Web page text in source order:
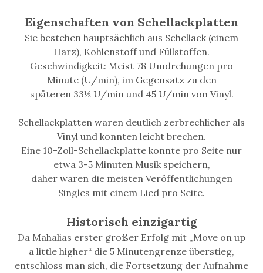
Eigenschaften von Schellackplatten
Sie bestehen hauptsächlich aus Schellack (einem
Harz), Kohlenstoff und Füllstoffen.
Geschwindigkeit: Meist 78 Umdrehungen pro
Minute (U/min), im Gegensatz zu den
späteren 33⅓ U/min und 45 U/min von Vinyl.
Schellackplatten waren deutlich zerbrechlicher als
Vinyl und konnten leicht brechen.
Eine 10-Zoll-Schellackplatte konnte pro Seite nur
etwa 3-5 Minuten Musik speichern,
daher waren die meisten Veröffentlichungen
Singles mit einem Lied pro Seite.
Historisch einzigartig
Da Mahalias erster großer Erfolg mit „Move on up
a little higher“ die 5 Minutengrenze überstieg,
entschloss man sich, die Fortsetzung der Aufnahme